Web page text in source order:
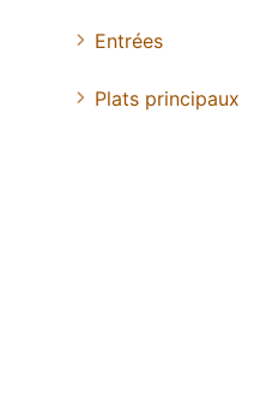
Entrées
Plats principaux